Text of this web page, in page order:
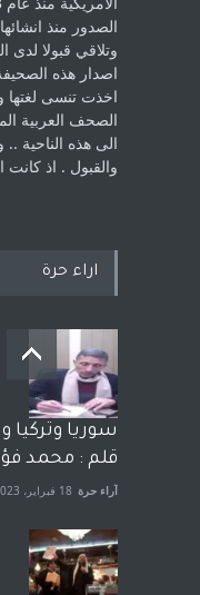
الصدور منذ
‏وتلاقي قبولا لدى
اصدار هذه
اخذت ‏تنسى لغتها
الصحف العربية
الى هذه الناحية
والقبول . اذ
اراء حرة
سوريا وتركيا
قلم : محمد
آراء حرة 18 فبراير، 2023